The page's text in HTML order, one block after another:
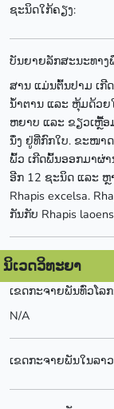
ຊະນິດໃກ້ຄຽງ:
ບັນຍາຍລັກສະນະທາງ
ສານ ແມ່ນຕົ້ນປາມ ເ
ນໍ້າຕານ ແລະ ຫຸ້ມດ້ວຍ
ຫຍາບ ແລະ ຂຽວເຫຼື້
ນຶ່ງ ຢູ່ທີ່ກົກໃບ. ຂະໜາ
ພົ້ວ ເກີດພົ້ນອອກມາຜ່
ອີກ 12 ຊະນິດ ແລະ
Rhapis excelsa.
ກັນກັບ Rhapis
ນິເວດວິທະຍາ
ເຂດກະຈາຍພັນທົ່ວໂລ
N/A
ເຂດກະຈາຍພັນໃນລາວ